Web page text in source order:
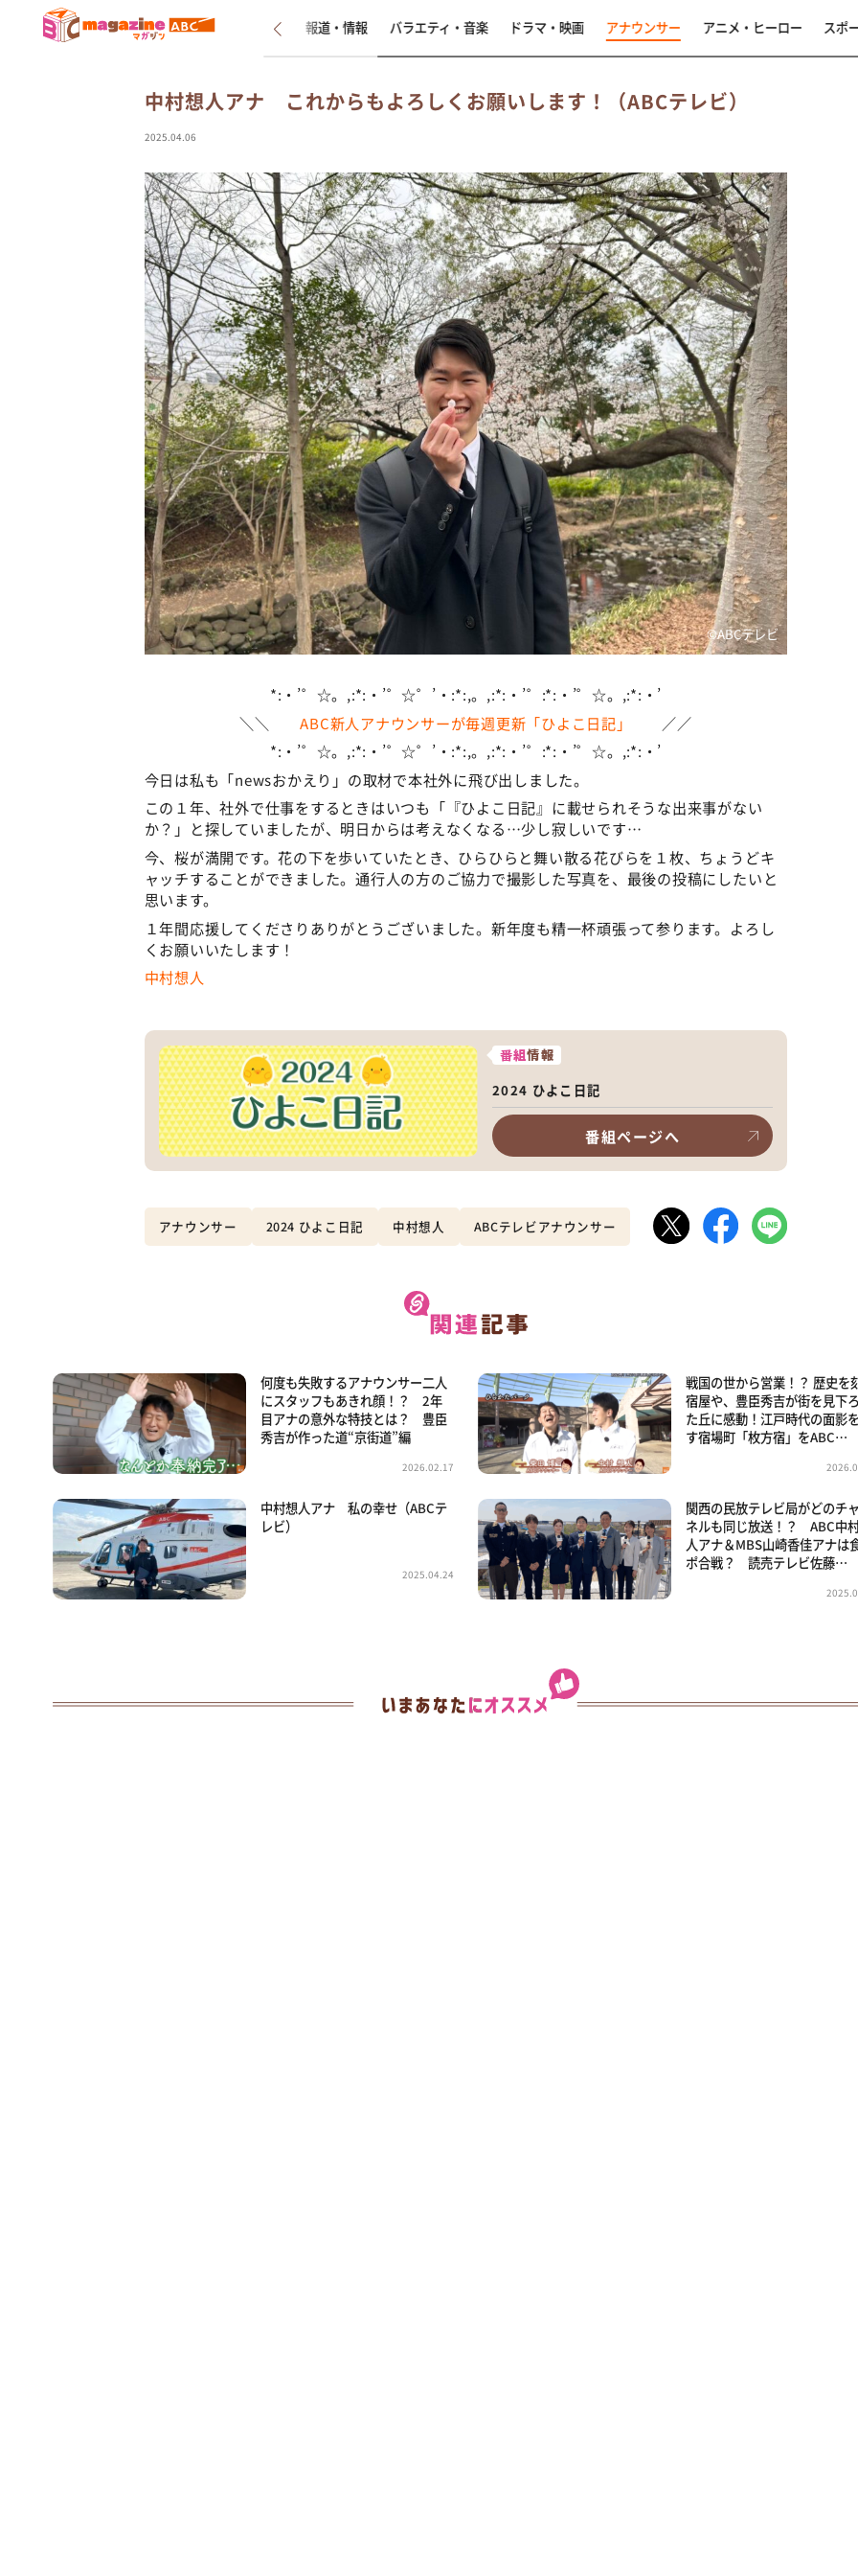
新着 インタビュー 報道・情報 バラエティ・音楽 ドラマ・映画 アナウンサー アニメ・ヒーロー スポ
中村想人アナ これからもよろしくお願いします！（ABCテレビ）
2025.04.06
©️ABCテレビ
*:・’゜☆。,:*:・’゜☆゜’・:*:,。,:*:・’゜:*:・’゜☆。,:*:・’
＼＼ABC新人アナウンサーが毎週更新「ひよこ日記」
／／
*:・’゜☆。,:*:・’゜☆゜’・:*:,。,:*:・’゜:*:・’゜☆。,:*:・’
今日は私も「newsおかえり」の取材で本社外に飛び出しました。
この１年、社外で仕事をするときはいつも「『ひよこ日記』に載せられそうな出来事がない
か？」と探していましたが、明日からは考えなくなる…少し寂しいです…
今、桜が満開です。花の下を歩いていたとき、ひらひらと舞い散る花びらを１枚、ちょうどキ
ャッチすることができました。通行人の方のご協力で撮影した写真を、最後の投稿にしたいと
思います。
１年間応援してくださりありがとうございました。新年度も精一杯頑張って参ります。よろし
くお願いいたします！
中村想人
番組情報
2024 ひよこ日記
番組ページへ
アナウンサー 2024 ひよこ日記 中村想人 ABCテレビアナウンサー
何度も失敗するアナウンサー二人
にスタッフもあきれ顔！？ 2年
目アナの意外な特技とは？ 豊臣
秀吉が作った道“京街道”編
2026.02.17
戦国の世から営業！？ 歴史を
宿屋や、豊臣秀吉が街を見下
た丘に感動！江戸時代の面影
す宿場町「枚方宿」をABC…
中村想人アナ 私の幸せ（ABCテ
レビ）
2025.04.24
関西の民放テレビ局がどのチ
ネルも同じ放送！？ ABC中
人アナ＆MBS山崎香佳アナは
ポ合戦？ 読売テレビ佐藤…